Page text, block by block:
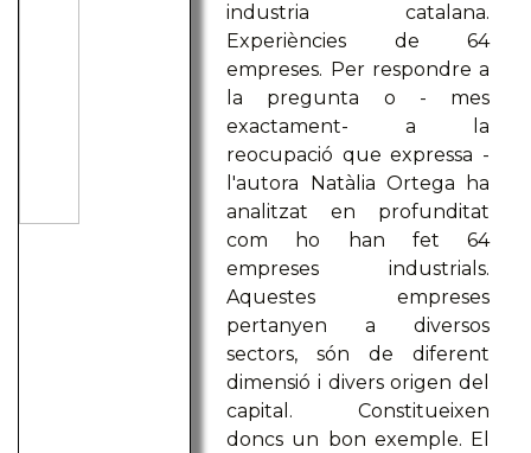
industria catalana.
Experiències de 64
empreses. Per respondre a
la pregunta o - mes
exactament- a la
reocupació que expressa -
l'autora Natàlia Ortega ha
analitzat en profunditat
com ho han fet 64
empreses industrials.
Aquestes empreses
pertanyen a diversos
sectors, són de diferent
dimensió i divers origen del
capital. Constitueixen
doncs un bon exemple. El